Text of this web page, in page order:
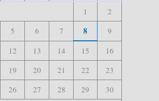
1
2
5 6 7 8
9
12 13 14 15
16
19 20 21 22
23
26 27 28 29
30